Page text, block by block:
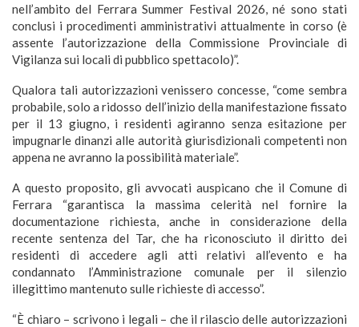
nell’ambito del Ferrara Summer Festival 2026, né sono stati
conclusi i procedimenti amministrativi attualmente in corso (è
assente l’autorizzazione della Commissione Provinciale di
Vigilanza sui locali di pubblico spettacolo)”.
Qualora tali autorizzazioni venissero concesse, “come sembra
probabile, solo a ridosso dell’inizio della manifestazione fissato
per il 13 giugno, i residenti agiranno senza esitazione per
impugnarle dinanzi alle autorità giurisdizionali competenti non
appena ne avranno la possibilità materiale”.
A questo proposito, gli avvocati auspicano che il Comune di
Ferrara “garantisca la massima celerità nel fornire la
documentazione richiesta, anche in considerazione della
recente sentenza del Tar, che ha riconosciuto il diritto dei
residenti di accedere agli atti relativi all’evento e ha
condannato l’Amministrazione comunale per il silenzio
illegittimo mantenuto sulle richieste di accesso”.
“È chiaro – scrivono i legali – che il rilascio delle autorizzazioni